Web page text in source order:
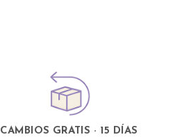
CAMBIOS GRATIS · 15 DÍAS